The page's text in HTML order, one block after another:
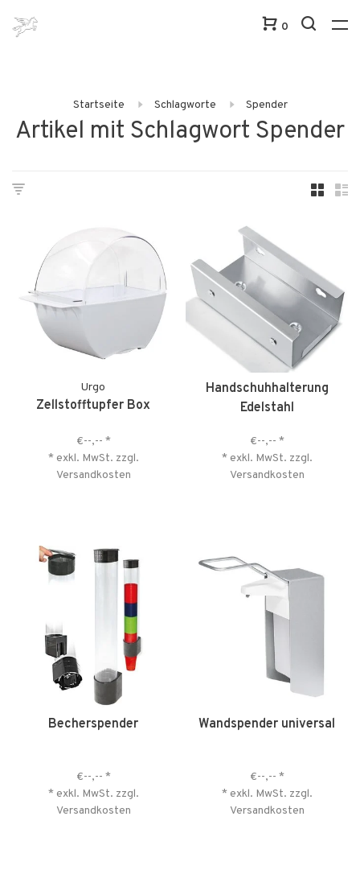
0
Startseite Schlagworte Spender
Artikel mit Schlagwort Spender
Urgo
Zellstofftupfer Box
€--,-- *
* exkl. MwSt. zzgl.
Versandkosten
Handschuhhalterung
Edelstahl
€--,-- *
* exkl. MwSt. zzgl.
Versandkosten
Becherspender
€--,-- *
* exkl. MwSt. zzgl.
Versandkosten
Wandspender universal
€--,-- *
* exkl. MwSt. zzgl.
Versandkosten